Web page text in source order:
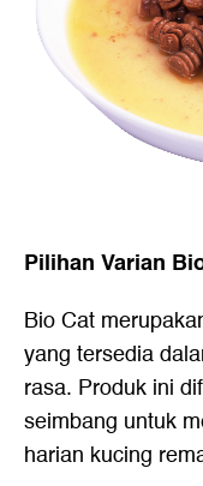
Pilihan Varian
Bio Cat
yang tersedia
rasa. Produk ini
seimbang untuk
harian kucing